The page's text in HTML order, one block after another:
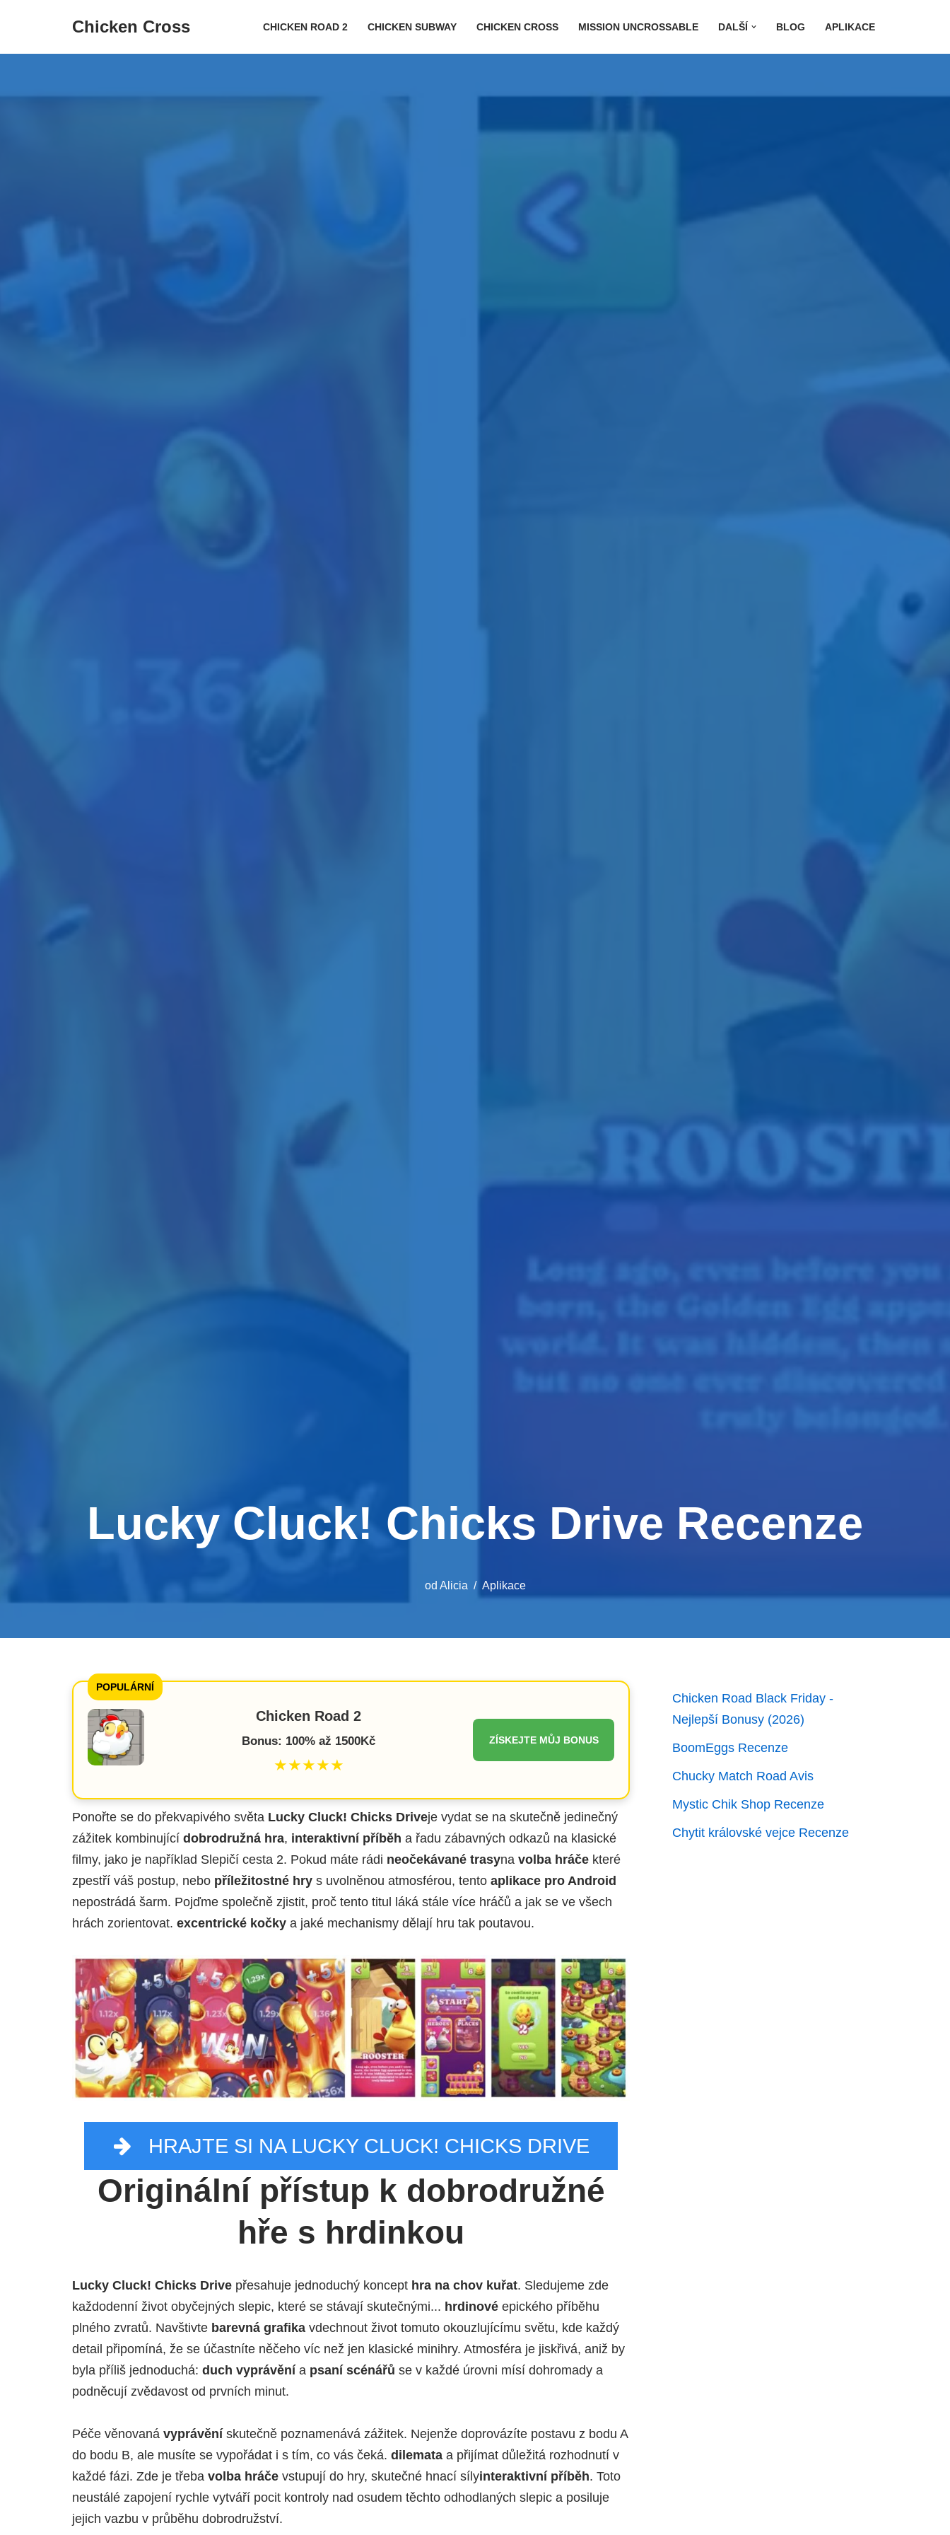
Chicken Cross CHICKEN ROAD 2 CHICKEN SUBWAY CHICKEN CROSS MISSION UNCROSSABLE DALŠÍ BLOG APLIKACE
Lucky Cluck! Chicks Drive Recenze
od Alicia Aplikace
POPULÁRNÍ
Chicken Road 2
Bonus: 100% až 1500Kč
★★★★★
ZÍSKEJTE MŮJ BONUS
Ponořte se do překvapivého světa Lucky Cluck! Chicks Driveje vydat se na skutečně jedinečný
zážitek kombinující dobrodružná hra, interaktivní příběh a řadu zábavných odkazů na klasické
filmy, jako je například Slepičí cesta 2. Pokud máte rádi neočekávané trasyna volba hráče které
zpestří váš postup, nebo příležitostné hry s uvolněnou atmosférou, tento aplikace pro Android
nepostrádá šarm. Pojďme společně zjistit, proč tento titul láká stále více hráčů a jak se ve všech
hrách zorientovat. excentrické kočky a jaké mechanismy dělají hru tak poutavou.
HRAJTE SI NA LUCKY CLUCK! CHICKS DRIVE
Originální přístup k dobrodružné
hře s hrdinkou
Lucky Cluck! Chicks Drive přesahuje jednoduchý koncept hra na chov kuřat. Sledujeme zde
každodenní život obyčejných slepic, které se stávají skutečnými... hrdinové epického příběhu
plného zvratů. Navštivte barevná grafika vdechnout život tomuto okouzlujícímu světu, kde každý
detail připomíná, že se účastníte něčeho víc než jen klasické minihry. Atmosféra je jiskřivá, aniž by
byla příliš jednoduchá: duch vyprávění a psaní scénářů se v každé úrovni mísí dohromady a
podněcují zvědavost od prvních minut.
Péče věnovaná vyprávění skutečně poznamenává zážitek. Nejenže doprovázíte postavu z bodu A
do bodu B, ale musíte se vypořádat i s tím, co vás čeká. dilemata a přijímat důležitá rozhodnutí v
každé fázi. Zde je třeba volba hráče vstupují do hry, skutečné hnací sílyinteraktivní příběh. Toto
neustálé zapojení rychle vytváří pocit kontroly nad osudem těchto odhodlaných slepic a posiluje
jejich vazbu v průběhu dobrodružství.
Chicken Road Black Friday -
Nejlepší Bonusy (2026)
BoomEggs Recenze
Chucky Match Road Avis
Mystic Chik Shop Recenze
Chytit královské vejce Recenze